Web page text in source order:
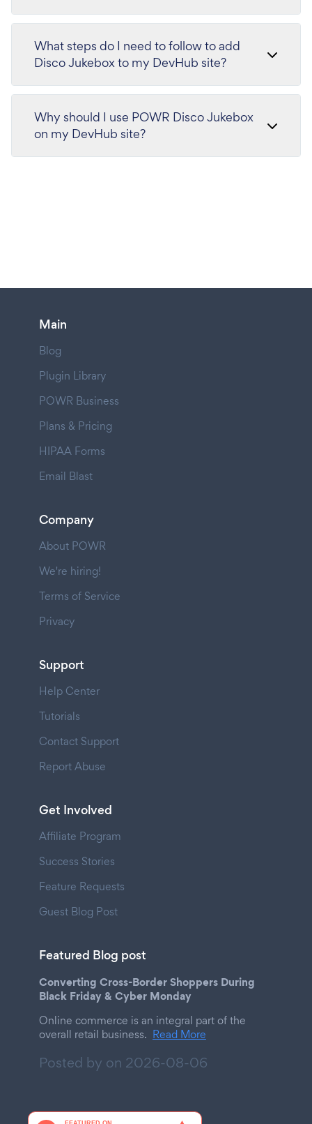
What steps do I need to follow to add
Disco Jukebox to my DevHub site?
Why should I use POWR Disco Jukebox
on my DevHub site?
Main
Blog
Plugin Library
POWR Business
Plans & Pricing
HIPAA Forms
Email Blast
Company
About POWR
We're hiring!
Terms of Service
Privacy
Support
Help Center
Tutorials
Contact Support
Report Abuse
Get Involved
Affiliate Program
Success Stories
Feature Requests
Guest Blog Post
Featured Blog post
Converting Cross-Border Shoppers During
Black Friday & Cyber Monday
Online commerce is an integral part of the
overall retail business. Read More
Posted by on 2026-08-06